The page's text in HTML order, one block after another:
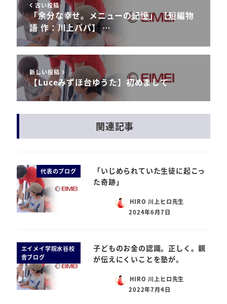
古い投稿
「余分な幸せ。メニューの記憶」 【短編物
語 作：川上パパ】 …
新しい投稿
【Luceみずほ台ゆうた】初めまして
関連記事
代表のブログ
「いじめられていた生徒に起こっ
た奇跡」
HIRO 川上ヒロ先生
2024年6月7日
エイメイ学院水谷校
舎ブログ
子どものお金の認識。正しく。親
が伝えにくいことを塾が。
HIRO 川上ヒロ先生
2022年7月4日